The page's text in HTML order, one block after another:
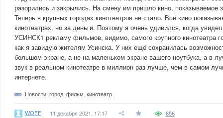
разорились и закрылись. На смену им пришло кино, показываемое
Теперь в крупных городах кинотеатров не стало. Всё кино
кинотеатрах, но за деньги. Поэтому я очень удивился, когда
УСИНСК1 рекламу фильмов, видимо, самого крупного кинотеатра
как я завидую жителям Усинска. У них ещё сохранилась
большом экране, а не на маленьком экране вашего ноутбука, а в
звук в реальном кинотеатре в миллион раз лучше, чем в самом
интернете.
Новости город фильм кинотеатр
WOFF 11 декабря 2021, 17:17 856